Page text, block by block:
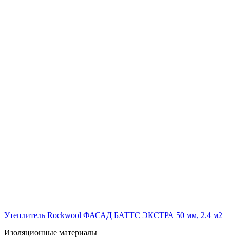
Утеплитель Rockwool ФАСАД БАТТС ЭКСТРА 50 мм, 2.4 м2
Изоляционные материалы